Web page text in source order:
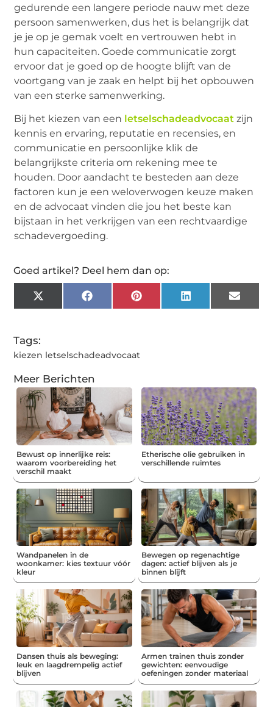
gedurende een langere periode nauw met deze
persoon samenwerken, dus het is belangrijk dat
je je op je gemak voelt en vertrouwen hebt in
hun capaciteiten. Goede communicatie zorgt
ervoor dat je goed op de hoogte blijft van de
voortgang van je zaak en helpt bij het opbouwen
van een sterke samenwerking.
Bij het kiezen van een letselschadeadvocaat zijn
kennis en ervaring, reputatie en recensies, en
communicatie en persoonlijke klik de
belangrijkste criteria om rekening mee te
houden. Door aandacht te besteden aan deze
factoren kun je een weloverwogen keuze maken
en de advocaat vinden die jou het beste kan
bijstaan in het verkrijgen van een rechtvaardige
schadevergoeding.
Goed artikel? Deel hem dan op:
X
(Twitter)
FacebookPinterestLinkedInEmail
Tags:
kiezen letselschadeadvocaat
Meer Berichten
Bewust op innerlijke reis:
waarom voorbereiding het
verschil maakt
Etherische olie gebruiken in
verschillende ruimtes
Wandpanelen in de
woonkamer: kies textuur vóór
kleur
Bewegen op regenachtige
dagen: actief blijven als je
binnen blijft
Dansen thuis als beweging:
leuk en laagdrempelig actief
blijven
Armen trainen thuis zonder
gewichten: eenvoudige
oefeningen zonder materiaal